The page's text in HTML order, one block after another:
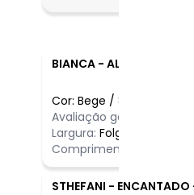
fevereiro/2026
BIANCA - ALBERTINA - MG
Cor: Bege / 8
Avaliação geral do
Largura: Folgado
Comprimento:
STHEFANI - ENCANTADO